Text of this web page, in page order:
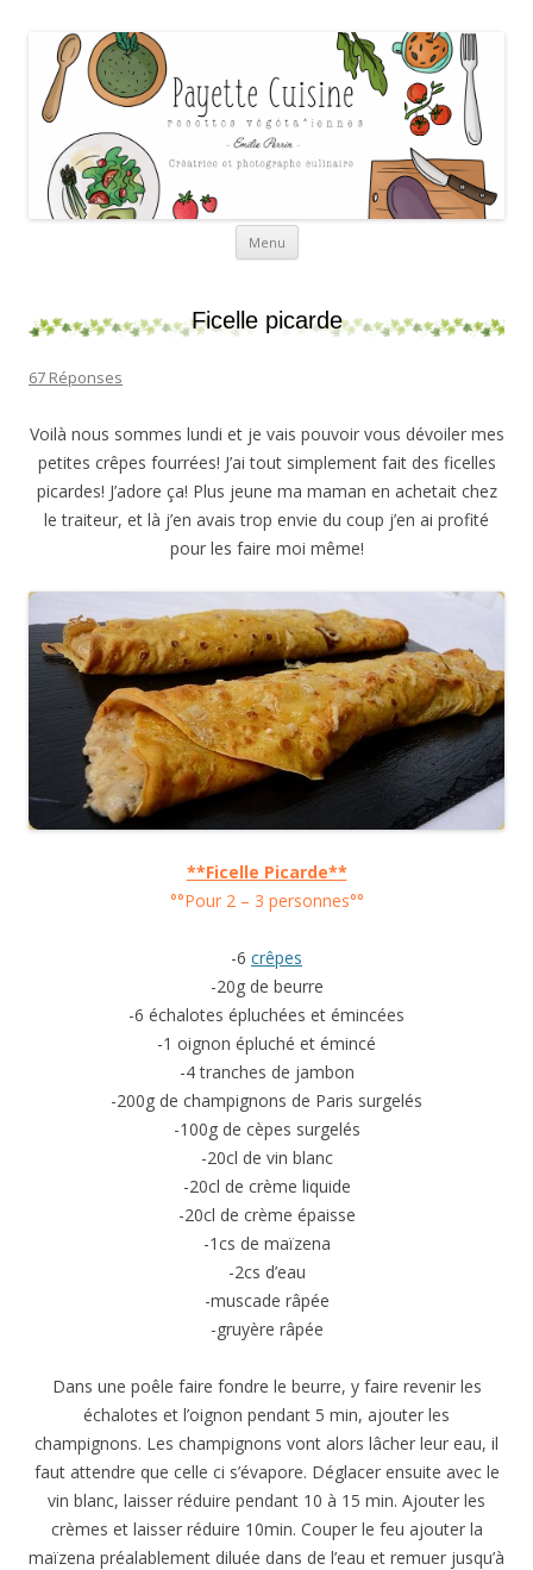
Payette cuisine
Menu Aller au contenu
Ficelle picarde
67 Réponses
Voilà nous sommes lundi et je vais pouvoir vous dévoiler mes
petites crêpes fourrées! J’ai tout simplement fait des ficelles
picardes! J’adore ça! Plus jeune ma maman en achetait chez
le traiteur, et là j’en avais trop envie du coup j’en ai profité
pour les faire moi même!
**Ficelle Picarde**
°°Pour 2 – 3 personnes°°
-6 crêpes
-20g de beurre
-6 échalotes épluchées et émincées
-1 oignon épluché et émincé
-4 tranches de jambon
-200g de champignons de Paris surgelés
-100g de cèpes surgelés
-20cl de vin blanc
-20cl de crème liquide
-20cl de crème épaisse
-1cs de maïzena
-2cs d’eau
-muscade râpée
-gruyère râpée
Dans une poêle faire fondre le beurre, y faire revenir les
échalotes et l’oignon pendant 5 min, ajouter les
champignons. Les champignons vont alors lâcher leur eau, il
faut attendre que celle ci s’évapore. Déglacer ensuite avec le
vin blanc, laisser réduire pendant 10 à 15 min. Ajouter les
crèmes et laisser réduire 10min. Couper le feu ajouter la
maïzena préalablement diluée dans de l’eau et remuer jusqu’à